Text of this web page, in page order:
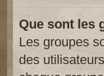
Que sont les
Les groupes
des